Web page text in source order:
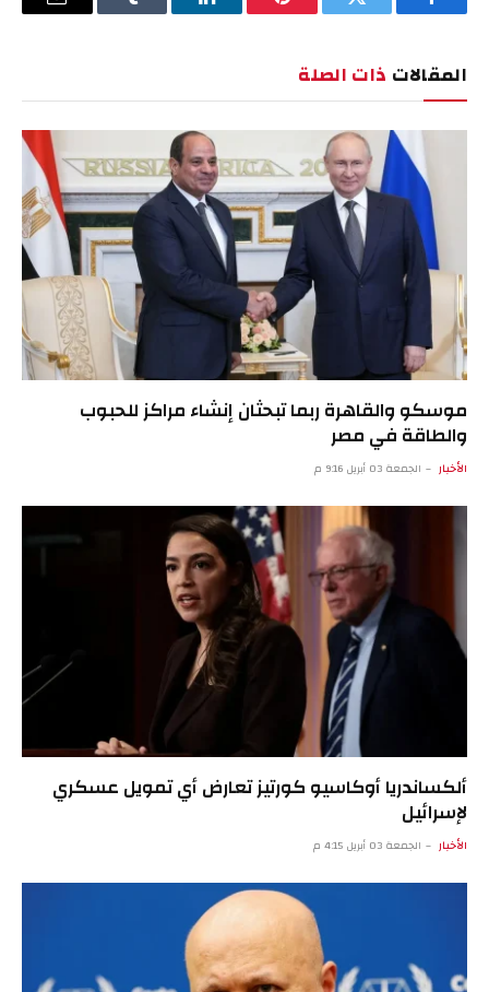
فيسبوك تويتر بينتيريستلينكدإن Tumblr
البريد
المقالات ذات الصلة
موسكو والقاهرة ربما تبحثان إنشاء مراكز للحبوب
والطاقة في مصر
الأخبار الجمعة 03 أبريل 9:16 م
ألكساندريا أوكاسيو كورتيز تعارض أي تمويل عسكري
لإسرائيل
الأخبار الجمعة 03 أبريل 4:15 م